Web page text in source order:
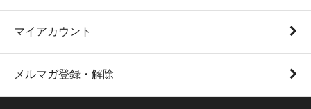
マイアカウント
メルマガ登録・解除